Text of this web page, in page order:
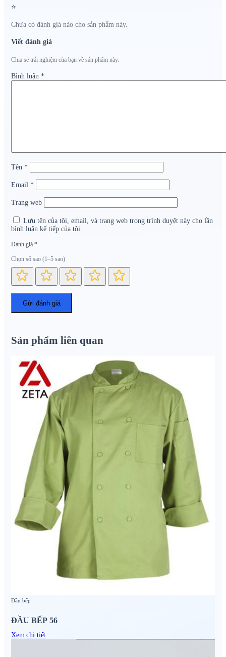
⭐
Chưa có đánh giá nào cho sản phẩm này.
Viết đánh giá
Chia sẻ trải nghiệm của bạn về sản phẩm này.
Bình luận *
Tên *
Email *
Trang web
Lưu tên của tôi, email, và trang web trong trình duyệt này cho lần
bình luận kế tiếp của tôi.
Đánh giá *
Chọn số sao (1–5 sao)
Sản phẩm liên quan
Đầu bếp
ĐẦU BẾP 56
Xem chi tiết